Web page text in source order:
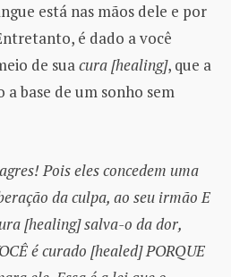
está nas mãos dele e por
é dado a você
de suacura [healing], que a
a base de um sonho sem
Pois eles concedem uma
da culpa, ao seu irmão E
[healing] salva-o da dor,
é curado [healed] PORQUE